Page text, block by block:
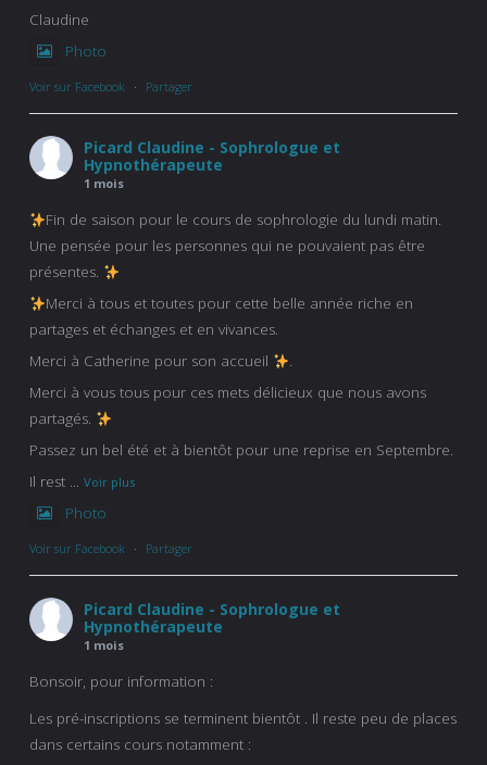
Claudine
Photo
Voir sur Facebook · Partager
Picard Claudine - Sophrologue et
Hypnothérapeute
1 mois
Fin de saison pour le cours de sophrologie du lundi matin.
Une pensée pour les personnes qui ne pouvaient pas être
présentes.
Merci à tous et toutes pour cette belle année riche en
partages et échanges et en vivances.
Merci à Catherine pour son accueil
.
Merci à vous tous pour ces mets délicieux que nous avons
partagés.
Passez un bel été et à bientôt pour une reprise en Septembre.
Il rest ... Voir plus
Photo
Voir sur Facebook · Partager
Picard Claudine - Sophrologue et
Hypnothérapeute
1 mois
Bonsoir, pour information :
Les pré-inscriptions se terminent bientôt . Il reste peu de places
dans certains cours notamment :